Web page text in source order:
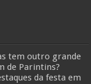
tem outro grande
de Parintins?
da festa em